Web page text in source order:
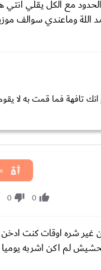
الى ابعد الحدود مع الكل يقلي
وماعندي سوالف
تافهة فما قمت به لا
0
0
داخل ال7سنوات تدخين انا كنت مدخن غير
لم اكن اشربه